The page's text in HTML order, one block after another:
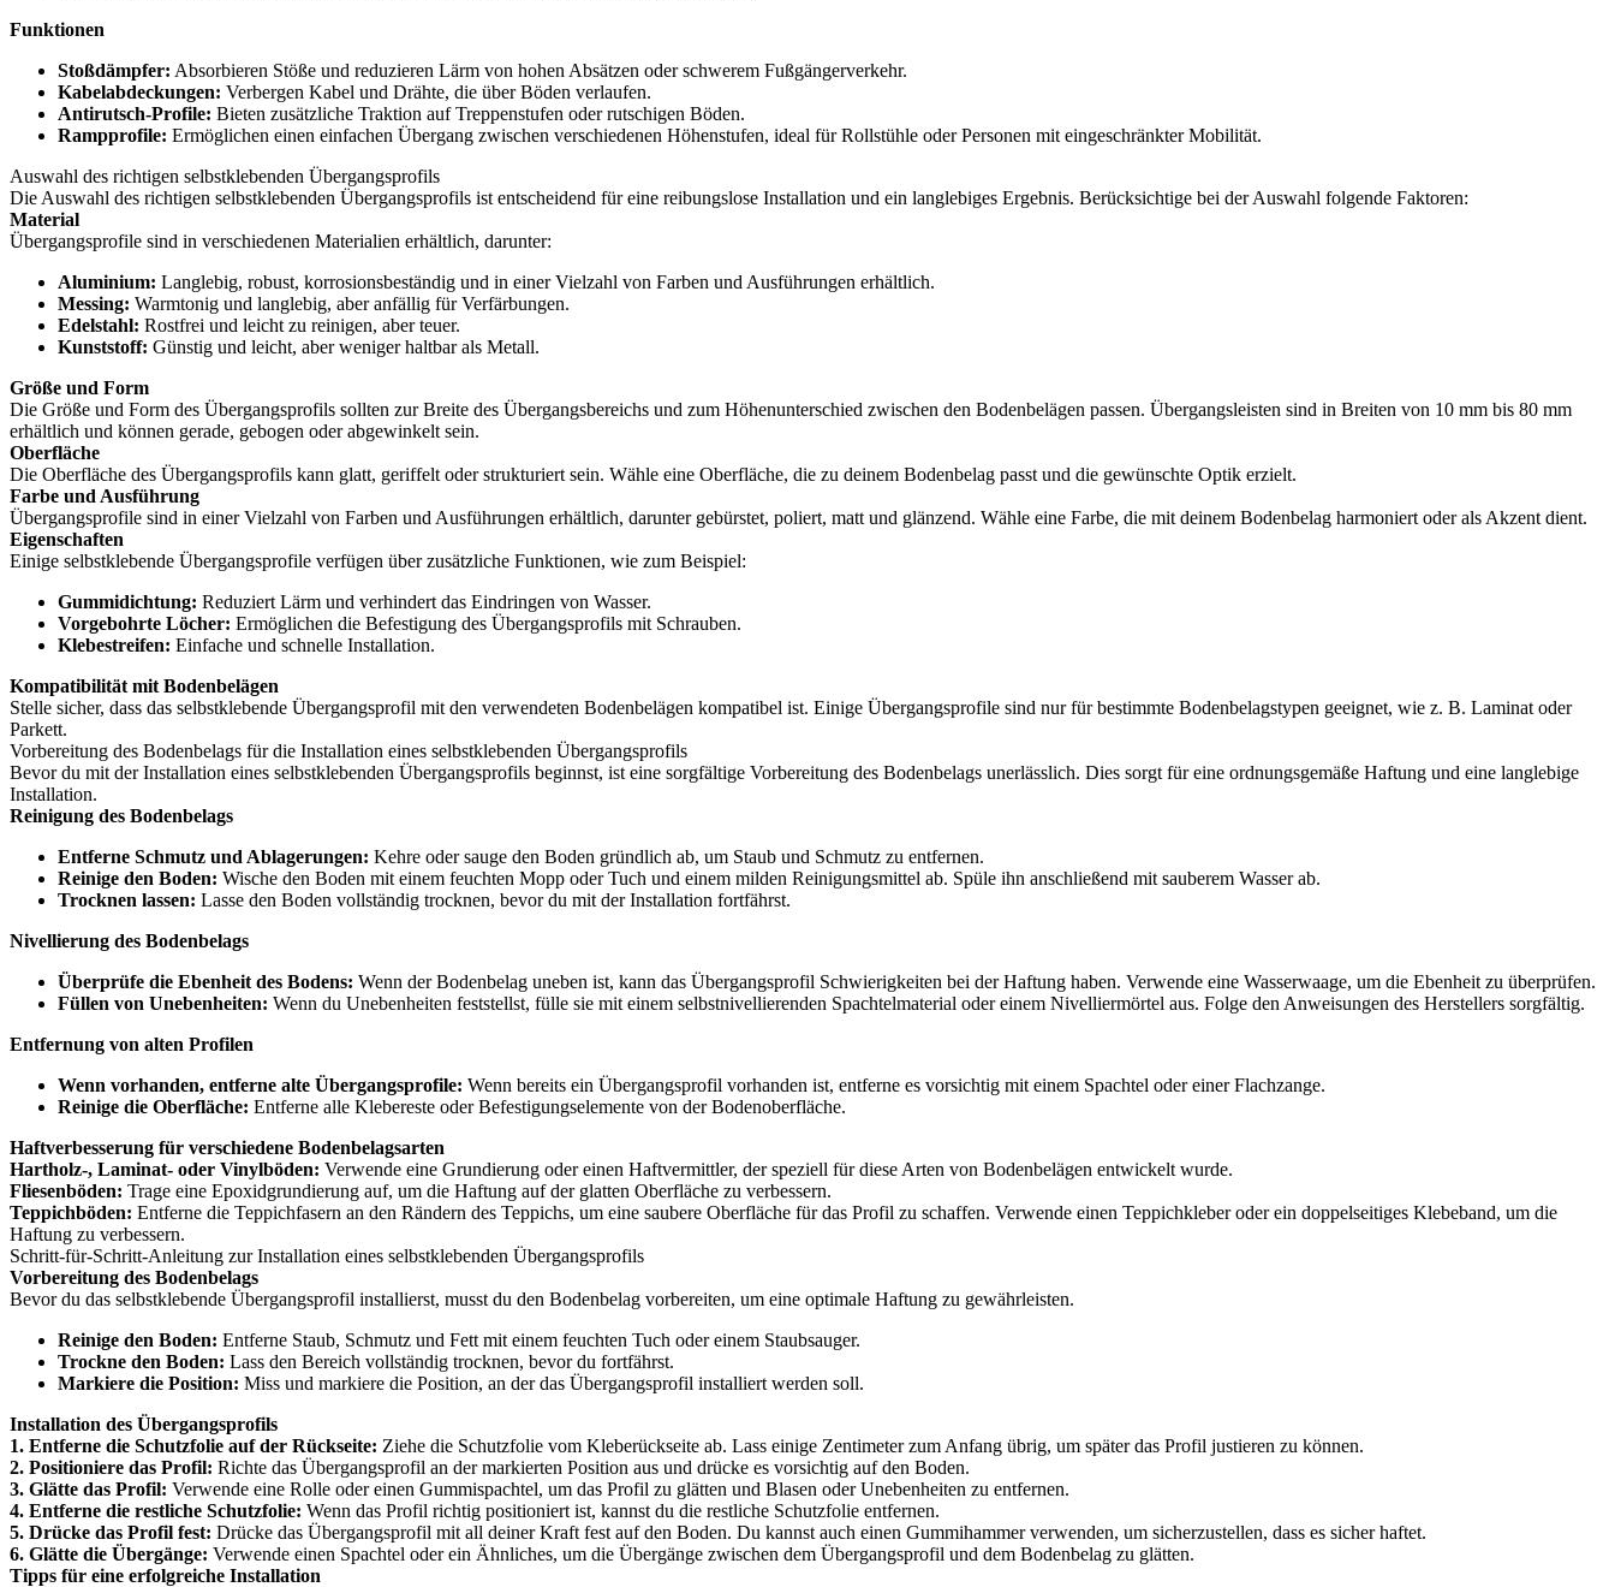
Funktionen
Stoßdämpfer: Absorbieren Stöße und reduzieren Lärm von hohen Absätzen oder schwerem Fußgängerverkehr.
Kabelabdeckungen: Verbergen Kabel und Drähte, die über Böden verlaufen.
Antirutsch-Profile: Bieten zusätzliche Traktion auf Treppenstufen oder rutschigen Böden.
Rampprofile: Ermöglichen einen einfachen Übergang zwischen verschiedenen Höhenstufen, ideal für Rollstühle oder Personen mit eingeschränkter Mobilität.
Auswahl des richtigen selbstklebenden Übergangsprofils
Die Auswahl des richtigen selbstklebenden Übergangsprofils ist entscheidend für eine reibungslose Installation und ein langlebiges Ergebnis. Berücksichtige bei der Auswahl folgende Faktoren:
Material
Übergangsprofile sind in verschiedenen Materialien erhältlich, darunter:
Aluminium: Langlebig, robust, korrosionsbeständig und in einer Vielzahl von Farben und Ausführungen erhältlich.
Messing: Warmtonig und langlebig, aber anfällig für Verfärbungen.
Edelstahl: Rostfrei und leicht zu reinigen, aber teuer.
Kunststoff: Günstig und leicht, aber weniger haltbar als Metall.
Größe und Form
Die Größe und Form des Übergangsprofils sollten zur Breite des Übergangsbereichs und zum Höhenunterschied zwischen den Bodenbelägen passen. Übergangsleisten sind in Breiten von 10 mm bis 80 mm
erhältlich und können gerade, gebogen oder abgewinkelt sein.
Oberfläche
Die Oberfläche des Übergangsprofils kann glatt, geriffelt oder strukturiert sein. Wähle eine Oberfläche, die zu deinem Bodenbelag passt und die gewünschte Optik erzielt.
Farbe und Ausführung
Übergangsprofile sind in einer Vielzahl von Farben und Ausführungen erhältlich, darunter gebürstet, poliert, matt und glänzend. Wähle eine Farbe, die mit deinem Bodenbelag harmoniert oder als Akzent dient.
Eigenschaften
Einige selbstklebende Übergangsprofile verfügen über zusätzliche Funktionen, wie zum Beispiel:
Gummidichtung: Reduziert Lärm und verhindert das Eindringen von Wasser.
Vorgebohrte Löcher: Ermöglichen die Befestigung des Übergangsprofils mit Schrauben.
Klebestreifen: Einfache und schnelle Installation.
Kompatibilität mit Bodenbelägen
Stelle sicher, dass das selbstklebende Übergangsprofil mit den verwendeten Bodenbelägen kompatibel ist. Einige Übergangsprofile sind nur für bestimmte Bodenbelagstypen geeignet, wie z. B. Laminat oder
Parkett.
Vorbereitung des Bodenbelags für die Installation eines selbstklebenden Übergangsprofils
Bevor du mit der Installation eines selbstklebenden Übergangsprofils beginnst, ist eine sorgfältige Vorbereitung des Bodenbelags unerlässlich. Dies sorgt für eine ordnungsgemäße Haftung und eine langlebige
Installation.
Reinigung des Bodenbelags
Entferne Schmutz und Ablagerungen: Kehre oder sauge den Boden gründlich ab, um Staub und Schmutz zu entfernen.
Reinige den Boden: Wische den Boden mit einem feuchten Mopp oder Tuch und einem milden Reinigungsmittel ab. Spüle ihn anschließend mit sauberem Wasser ab.
Trocknen lassen: Lasse den Boden vollständig trocknen, bevor du mit der Installation fortfährst.
Nivellierung des Bodenbelags
Überprüfe die Ebenheit des Bodens: Wenn der Bodenbelag uneben ist, kann das Übergangsprofil Schwierigkeiten bei der Haftung haben. Verwende eine Wasserwaage, um die Ebenheit zu überprüfen.
Füllen von Unebenheiten: Wenn du Unebenheiten feststellst, fülle sie mit einem selbstnivellierenden Spachtelmaterial oder einem Nivelliermörtel aus. Folge den Anweisungen des Herstellers sorgfältig.
Entfernung von alten Profilen
Wenn vorhanden, entferne alte Übergangsprofile: Wenn bereits ein Übergangsprofil vorhanden ist, entferne es vorsichtig mit einem Spachtel oder einer Flachzange.
Reinige die Oberfläche: Entferne alle Klebereste oder Befestigungselemente von der Bodenoberfläche.
Haftverbesserung für verschiedene Bodenbelagsarten
Hartholz-, Laminat- oder Vinylböden: Verwende eine Grundierung oder einen Haftvermittler, der speziell für diese Arten von Bodenbelägen entwickelt wurde.
Fliesenböden: Trage eine Epoxidgrundierung auf, um die Haftung auf der glatten Oberfläche zu verbessern.
Teppichböden: Entferne die Teppichfasern an den Rändern des Teppichs, um eine saubere Oberfläche für das Profil zu schaffen. Verwende einen Teppichkleber oder ein doppelseitiges Klebeband, um die
Haftung zu verbessern.
Schritt-für-Schritt-Anleitung zur Installation eines selbstklebenden Übergangsprofils
Vorbereitung des Bodenbelags
Bevor du das selbstklebende Übergangsprofil installierst, musst du den Bodenbelag vorbereiten, um eine optimale Haftung zu gewährleisten.
Reinige den Boden: Entferne Staub, Schmutz und Fett mit einem feuchten Tuch oder einem Staubsauger.
Trockne den Boden: Lass den Bereich vollständig trocknen, bevor du fortfährst.
Markiere die Position: Miss und markiere die Position, an der das Übergangsprofil installiert werden soll.
Installation des Übergangsprofils
1. Entferne die Schutzfolie auf der Rückseite: Ziehe die Schutzfolie vom Kleberückseite ab. Lass einige Zentimeter zum Anfang übrig, um später das Profil justieren zu können.
2. Positioniere das Profil: Richte das Übergangsprofil an der markierten Position aus und drücke es vorsichtig auf den Boden.
3. Glätte das Profil: Verwende eine Rolle oder einen Gummispachtel, um das Profil zu glätten und Blasen oder Unebenheiten zu entfernen.
4. Entferne die restliche Schutzfolie: Wenn das Profil richtig positioniert ist, kannst du die restliche Schutzfolie entfernen.
5. Drücke das Profil fest: Drücke das Übergangsprofil mit all deiner Kraft fest auf den Boden. Du kannst auch einen Gummihammer verwenden, um sicherzustellen, dass es sicher haftet.
6. Glätte die Übergänge: Verwende einen Spachtel oder ein Ähnliches, um die Übergänge zwischen dem Übergangsprofil und dem Bodenbelag zu glätten.
Tipps für eine erfolgreiche Installation